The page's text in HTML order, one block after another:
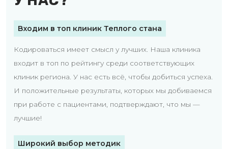
Входим в топ клиник Теплого стана
Кодироваться имеет смысл у лучших. Наша клиника
входит в топ по рейтингу среди соответствующих
клиник региона. У нас есть всё, чтобы добиться успеха.
И положительные результаты, которых мы добиваемся
при работе с пациентами, подтверждают, что мы —
лучшие!
Широкий выбор методик